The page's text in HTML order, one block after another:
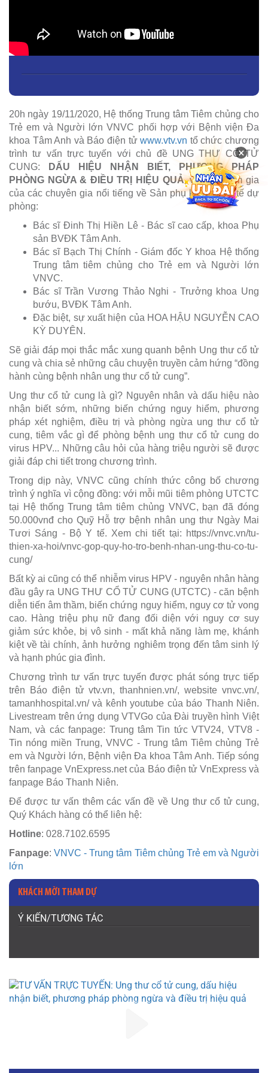
20h ngày 19/11/2020, Hệ thống Trung tâm Tiêm chủng cho
Trẻ em và Người lớn VNVC phối hợp với Bệnh viện Đa
khoa Tâm Anh và Báo điện tửwww.vtv.vn tổ chức chương
trình tư vấn trực tuyến với chủ đề UNG THƯ CỔ TỬ
CUNG:
DẤU HIỆU NHẬN BIẾT, PHƯƠNG PHÁP
PHÒNG NGỪA & ĐIỀU TRỊ HIỆU QUẢ, với sự tham gia
của các chuyên gia nổi tiếng về Sản phụ khoa và Y tế dự
phòng:
Bác sĩ Đinh Thị Hiền Lê - Bác sĩ cao cấp, khoa Phụ
sản BVĐK Tâm Anh.
Bác sĩ Bạch Thị Chính - Giám đốc Y khoa Hệ thống
Trung tâm tiêm chủng cho Trẻ em và Người lớn
VNVC.
Bác sĩ Trần Vương Thảo Nghi - Trưởng khoa Ung
bướu, BVĐK Tâm Anh.
Đặc biệt, sự xuất hiện của HOA HẬU NGUYỄN CAO
KỲ DUYÊN.
Sẽ giải đáp mọi thắc mắc xung quanh bệnh Ung thư cổ tử
cung và chia sẻ những câu chuyện truyền cảm hứng “đồng
hành cùng bệnh nhân ung thư cổ tử cung”.
Ung thư cổ tử cung là gì? Nguyên nhân và dấu hiệu nào
nhận biết sớm, những biến chứng nguy hiểm, phương
pháp xét nghiệm, điều trị và phòng ngừa ung thư cổ tử
cung, tiêm vắc gì để phòng bệnh ung thư cổ tử cung do
virus HPV... Những câu hỏi của hàng triệu người sẽ được
giải đáp chi tiết trong chương trình.
Trong dịp này, VNVC cũng chính thức công bố chương
trình ý nghĩa vì cộng đồng: với mỗi mũi tiêm phòng UTCTC
tại Hệ thống Trung tâm tiêm chủng VNVC, bạn đã đóng
50.000vnđ cho Quỹ Hỗ trợ bệnh nhân ung thư Ngày Mai
Tươi Sáng - Bộ Y tế. Xem chi tiết tại: https://vnvc.vn/tu-
thien-xa-hoi/vnvc-gop-quy-ho-tro-benh-nhan-ung-thu-co-tu-
cung/
Bất kỳ ai cũng có thể nhiễm virus HPV - nguyên nhân hàng
đầu gây ra UNG THƯ CỔ TỬ CUNG (UTCTC) - căn bệnh
diễn tiến âm thầm, biến chứng nguy hiểm, nguy cơ tử vong
cao. Hàng triệu phụ nữ đang đối diện với nguy cơ suy
giảm sức khỏe, bị vô sinh - mất khả năng làm mẹ, khánh
kiệt về tài chính, ảnh hưởng nghiêm trọng đến tâm sinh lý
và hạnh phúc gia đình.
Chương trình tư vấn trực tuyến được phát sóng trực tiếp
trên Báo điện tử vtv.vn, thanhnien.vn/, website vnvc.vn/,
tamanhhospital.vn/ và kênh youtube của báo Thanh Niên.
Livestream trên ứng dụng VTVGo của Đài truyền hình Việt
Nam, và các fanpage: Trung tâm Tin tức VTV24, VTV8 -
Tin nóng miền Trung, VNVC - Trung tâm Tiêm chủng Trẻ
em và Người lớn, Bệnh viện Đa khoa Tâm Anh. Tiếp sóng
trên fanpage VnExpress.net của Báo điện tử VnExpress và
fanpage Báo Thanh Niên.
Để được tư vấn thêm các vấn đề về Ung thư cổ tử cung,
Quý Khách hàng có thể liên hệ:
Hotline: 028.7102.6595
Fanpage:VNVC - Trung tâm Tiêm chủng Trẻ em và Người
lớn
KHÁCH MỜI THAM DỰ
Ý KIẾN/TƯƠNG TÁC
×